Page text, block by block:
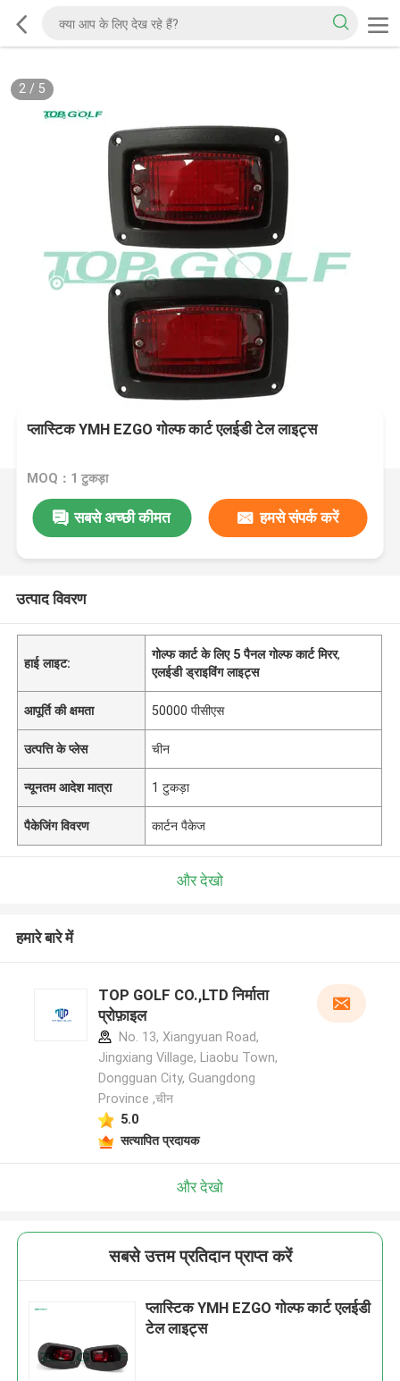
2/ 5
प्लास्टिक YMH EZGO गोल्फ कार्ट एलईडी टेल लाइट्स
MOQ：1 टुकड़ा
सबसे अच्छी कीमत हमसे संपर्क करें
उत्पाद विवरण
हाई लाइट:
गोल्फ कार्ट के लिए 5 पैनल गोल्फ कार्ट मिरर,
एलईडी ड्राइविंग लाइट्स
आपूर्ति की क्षमता 50000 पीसीएस
उत्पत्ति के प्लेस चीन
न्यूनतम आदेश मात्रा 1 टुकड़ा
पैकेजिंग विवरण कार्टन पैकेज
और देखो
हमारे बारे में
TOP GOLF CO.,LTD निर्माता
प्रोफ़ाइल
No. 13, Xiangyuan Road,
Jingxiang Village, Liaobu Town,
Dongguan City, Guangdong
Province ,चीन
5.0
सत्यापित प्रदायक
और देखो
सबसे उत्तम प्रतिदान प्राप्त करें
प्लास्टिक YMH EZGO गोल्फ कार्ट एलईडी
टेल लाइट्स